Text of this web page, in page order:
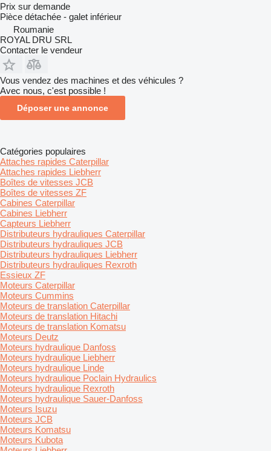
Prix sur demande
Pièce détachée - galet inférieur
Roumanie
ROYAL DRU SRL
Contacter le vendeur
Vous vendez des machines et des véhicules ?
Avec nous, c'est possible !
Déposer une annonce
Catégories populaires
Attaches rapides Caterpillar
Attaches rapides Liebherr
Boîtes de vitesses JCB
Boîtes de vitesses ZF
Cabines Caterpillar
Cabines Liebherr
Capteurs Liebherr
Distributeurs hydrauliques Caterpillar
Distributeurs hydrauliques JCB
Distributeurs hydrauliques Liebherr
Distributeurs hydrauliques Rexroth
Essieux ZF
Moteurs Caterpillar
Moteurs Cummins
Moteurs de translation Caterpillar
Moteurs de translation Hitachi
Moteurs de translation Komatsu
Moteurs Deutz
Moteurs hydraulique Danfoss
Moteurs hydraulique Liebherr
Moteurs hydraulique Linde
Moteurs hydraulique Poclain Hydraulics
Moteurs hydraulique Rexroth
Moteurs hydraulique Sauer-Danfoss
Moteurs Isuzu
Moteurs JCB
Moteurs Komatsu
Moteurs Kubota